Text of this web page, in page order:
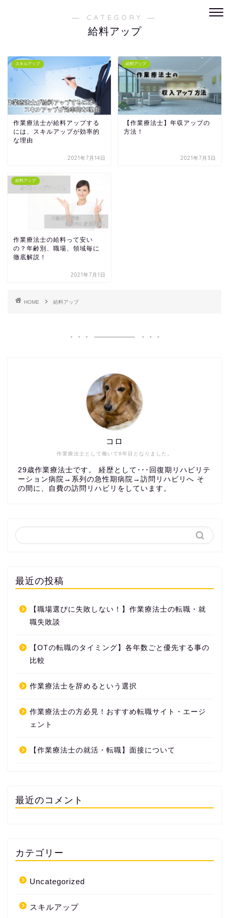
― CATEGORY ―
給料アップ
スキルアップ
作業療法士が給料アップする
には、スキルアップが効率的
な理由
2021年7月14日
給料アップ
【作業療法士】年収アップの
方法！
2021年7月3日
給料アップ
作業療法士の給料って安い
の？年齢別、職場、領域毎に
徹底解説！
2021年7月1日
HOME 給料アップ
作業療法士として働いて8年目となりました。
コロ
29歳作業療法士です。 経歴として･･･回復期リハビリテ
ーション病院→系列の急性期病院→訪問リハビリへ そ
の間に、自費の訪問リハビリをしています。
最近の投稿
【職場選びに失敗しない！】作業療法士の転職・就
職失敗談
【OTの転職のタイミング】各年数ごと優先する事の
比較
作業療法士を辞めるという選択
作業療法士の方必見！おすすめ転職サイト・エージ
ェント
【作業療法士の就活・転職】面接について
最近のコメント
カテゴリー
Uncategorized
スキルアップ